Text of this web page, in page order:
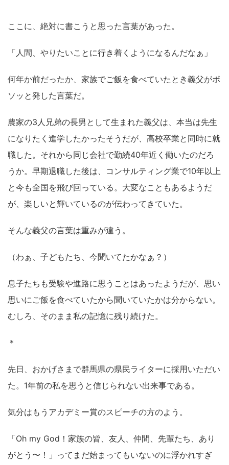
ここに、絶対に書こうと思った言葉があった。
「人間、やりたいことに行き着くようになるんだなぁ」
何年か前だったか、家族でご飯を食べていたとき義父がボ
ソッと発した言葉だ。
農家の3人兄弟の長男として生まれた義父は、本当は先生
になりたく進学したかったそうだが、高校卒業と同時に就
職した。それから同じ会社で勤続40年近く働いたのだろ
うか。早期退職した後は、コンサルティング業で10年以上
と今も全国を飛び回っている。大変なこともあるようだ
が、楽しいと輝いているのが伝わってきていた。
そんな義父の言葉は重みが違う。
（わぁ、子どもたち、今聞いてたかなぁ？）
息子たちも受験や進路に思うことはあったようだが、思い
思いにご飯を食べていたから聞いていたかは分からない。
むしろ、そのまま私の記憶に残り続けた。
＊
先日、おかげさまで群馬県の県民ライターに採用いただい
た。1年前の私を思うと信じられない出来事である。
気分はもうアカデミー賞のスピーチの方のよう。
「Oh my God！家族の皆、友人、仲間、先輩たち、あり
がとう〜！」ってまだ始まってもいないのに浮かれすぎ